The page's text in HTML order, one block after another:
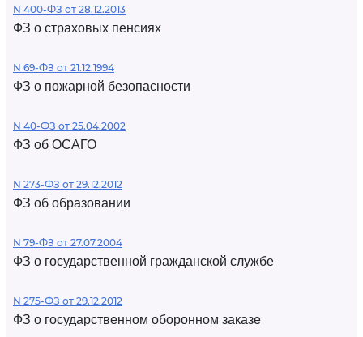
N 400-ФЗ от 28.12.2013
ФЗ о страховых пенсиях
N 69-ФЗ от 21.12.1994
ФЗ о пожарной безопасности
N 40-ФЗ от 25.04.2002
ФЗ об ОСАГО
N 273-ФЗ от 29.12.2012
ФЗ об образовании
N 79-ФЗ от 27.07.2004
ФЗ о государственной гражданской службе
N 275-ФЗ от 29.12.2012
ФЗ о государственном оборонном заказе